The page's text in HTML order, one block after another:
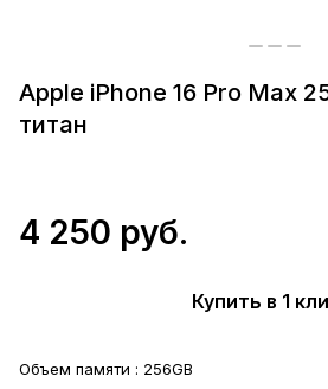
Apple iPhone 16 Pro Max
титан
4 250 руб.
Купить в 1
Объем памяти : 256GB